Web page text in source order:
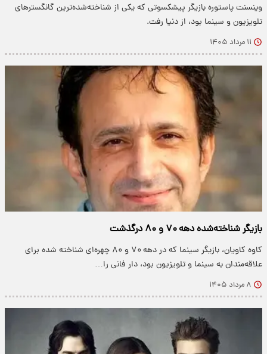
وینسنت پاستوره بازیگر پیشکسوتی که یکی از شناخته‌شده‌ترین گانگسترهای
تلویزیون و سینما بود، از دنیا رفت.
۱۱ مرداد ۱۴۰۵
بازیگر شناخته‌شده دهه ۷۰ و ۸۰ درگذشت
کاوه کاویان، بازیگر سینما که در دهه ۷۰ و ۸۰ چهره‌ای شناخته شده برای
علاقه‌مندان به سینما و تلویزیون بود، دار فانی را…
۸ مرداد ۱۴۰۵